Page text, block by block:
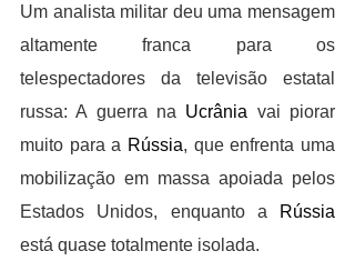
Um analista militar deu uma mensagem
altamente franca para os
telespectadores da televisão estatal
russa: A guerra na Ucrânia vai piorar
muito para a Rússia, que enfrenta uma
mobilização em massa apoiada pelos
Estados Unidos, enquanto a
Rússia
está quase totalmente isolada.